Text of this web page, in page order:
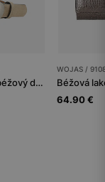
Minimalistický béžový dámsky opasok z velúrovej kože
WOJAS /
64.90 €